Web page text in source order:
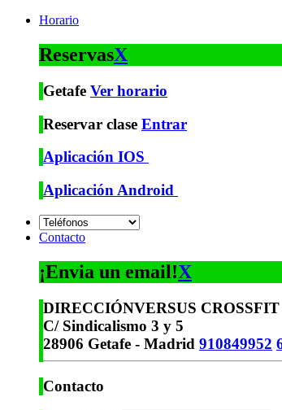
Horario
ReservasX
Getafe Ver horario
Reservar clase Entrar
Aplicación IOS
Aplicación Android
Contacto
¡Envia un email!X
DIRECCIÓNVERSUS
C/ Sindicalismo 3 y 5
28906 Getafe - Madrid 910849952
Contacto